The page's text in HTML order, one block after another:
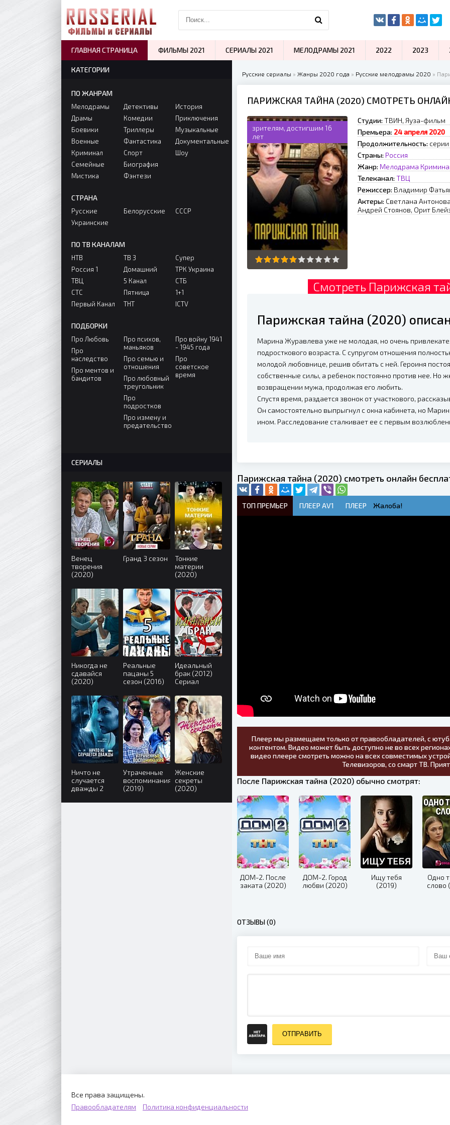
Русские сериалы » Жанры 2020 года » Русские мелодрамы 2020 »
ПАРИЖСКАЯ ТАЙНА (2020) СМОТРЕТЬ
зрителям, достигшим 16
лет
Студии: ТВИН, Яуза-фильм
Премьера: 24 апреля 2020
Продолжительность:
Страны: Россия
Жанр: Мелодрама
Телеканал: ТВЦ
Режиссер: Владимир
Актеры: Светлана
Андрей Стоянов, Орит
Смотреть Парижская
Парижская тайна (2020)
Марина Журавлева уже не молодая, но очень
подросткового возраста. С супругом отношения
молодой любовнице, решив обитать с ней. Героиня
собственные силы, а ребенок постоянно против нее. Но
возвращении мужа, продолжая его любить.
Спустя время, раздается звонок от участкового,
Он самостоятельно выпрыгнул с окна кабинета, но
ином. Расследование сталкивает ее с первым
Парижская тайна (2020) смотреть онлайн
ТОП ПРЕМЬЕР ПЛЕЕР AV1 ПЛЕЕР Жалоба!
Плеер мы размещаем только от правообладателей, с
контентом. Видео может быть доступно не во всех
видео плеере смотреть можно на всех совместимых
Телевизоров, со смарт ТВ.
После Парижская тайна (2020) обычно смотрят:
ДОМ-2. После
заката (2020)
ДОМ-2. Город
любви (2020)
Ищу тебя
(2019)
Одно
слово
ОТЗЫВЫ (0)
ОТПРАВИТЬ
КАТЕГОРИИ
ПО ЖАНРАМ
Мелодрамы
Драмы
Боевики
Военные
Криминал
Семейные
Мистика
Детективы
Комедии
Триллеры
Фантастика
Спорт
Биография
Фэнтези
История
Приключения
Музыкальные
Документальные
Шоу
СТРАНА
Русские
Украинские
Белорусские СССР
ПО ТВ КАНАЛАМ
НТВ
Россия 1
ТВЦ
СТС
Первый Канал
ТВ 3
Домашний
5 Канал
Пятница
ТНТ
Супер
ТРК Украина
СТБ
1+1
ICTV
ПОДБОРКИ
Про Любовь
Про
наследство
Про ментов и
бандитов
Про психов,
маньяков
Про семью и
отношения
Про любовный
треугольник
Про
подростков
Про измену и
предательство
Про войну 1941
- 1945 года
Про
советское
время
СЕРИАЛЫ
Венец
творения
(2020)
Гранд 3 сезон
Тонкие
материи
(2020)
Никогда не
сдавайся
(2020)
Реальные
пацаны 5
сезон (2016)
Идеальный
брак (2012)
Сериал
Ничто не
случается
дважды 2
Утраченные
воспоминания
(2019)
Женские
секреты
(2020)
ГЛАВНАЯ СТРАНИЦА ФИЛЬМЫ 2021 СЕРИАЛЫ 2021 МЕЛОДРАМЫ 2021 2022 2023
Все права защищены.
Правообладателям
Политика конфиденциальности